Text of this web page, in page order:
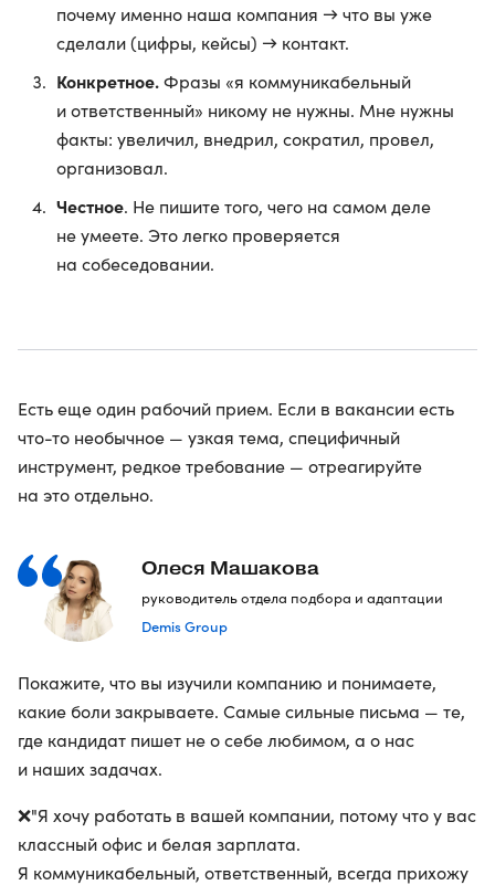
почему именно наша компания → что вы уже
сделали (цифры, кейсы) → контакт.
Конкретное.Фразы «я коммуникабельный
и ответственный» никому не нужны. Мне нужны
факты: увеличил, внедрил, сократил, провел,
организовал.
Честное. Не пишите того, чего на самом деле
не умеете. Это легко проверяется
на собеседовании.
Есть еще один рабочий прием. Если в вакансии есть
что-то необычное — узкая тема, специфичный
инструмент, редкое требование — отреагируйте
на это отдельно.
Олеся Машакова
руководитель отдела подбора и адаптации
Demis Group
Покажите, что вы изучили компанию и понимаете,
какие боли закрываете. Самые сильные письма — те,
где кандидат пишет не о себе любимом, а о нас
и наших задачах.
❌"Я хочу работать в вашей компании, потому что у вас
классный офис и белая зарплата.
Я коммуникабельный, ответственный, всегда прихожу